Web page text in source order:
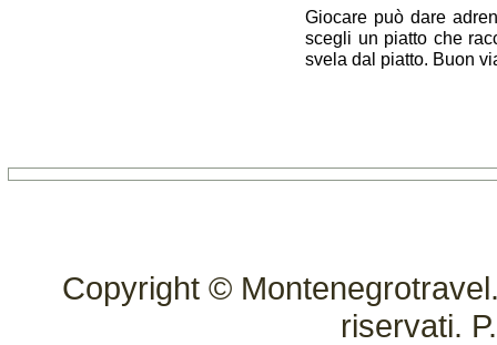
Giocare può dare
scegli un piatto che
svela dal piatto. Buon
Copyright ©
riservati.